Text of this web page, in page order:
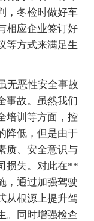
，冬检时做好车
相应企业签订好
等方式来满足生
无恶性安全事故
事故。虽然我们
培训等方面，控
降低，但是由于
质、安全意识与
损失。对此在**
，通过加强驾驶
从根源上提升驾
。同时增强检查